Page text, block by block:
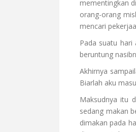
mementingkan
orang-orang
mencari
Pada suatu hari
beruntung
Akhirnya
Biarlah aku
Maksudnya itu
sedang makan
dimakan pada